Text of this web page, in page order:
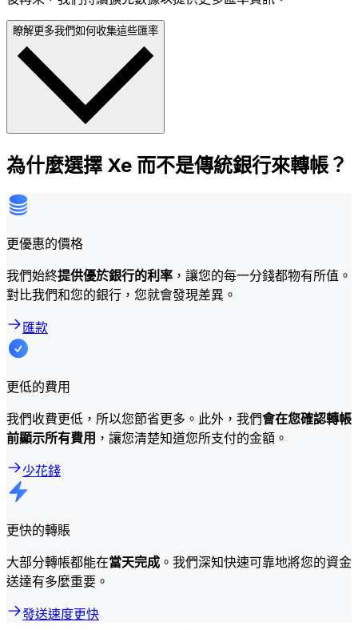
瞭解更多我們如何收集這些匯率
為什麼選擇 Xe 而不是傳統銀行來轉帳？
更優惠的價格
我們始終提供優於銀行的利率 ，讓您的每一分錢都物有所值。
對比我們和您的銀行，您就會發現差異。
匯款
更低的費用
我們收費更低，所以您節省更多。此外，我們會在您確認轉帳
前顯示所有費用 ，讓您清楚知道您所支付的金額。
少花錢
更快的轉賬
大部分轉帳都能在當天完成 。我們深知快速可靠地將您的資金
送達有多麼重要。
發送速度更快